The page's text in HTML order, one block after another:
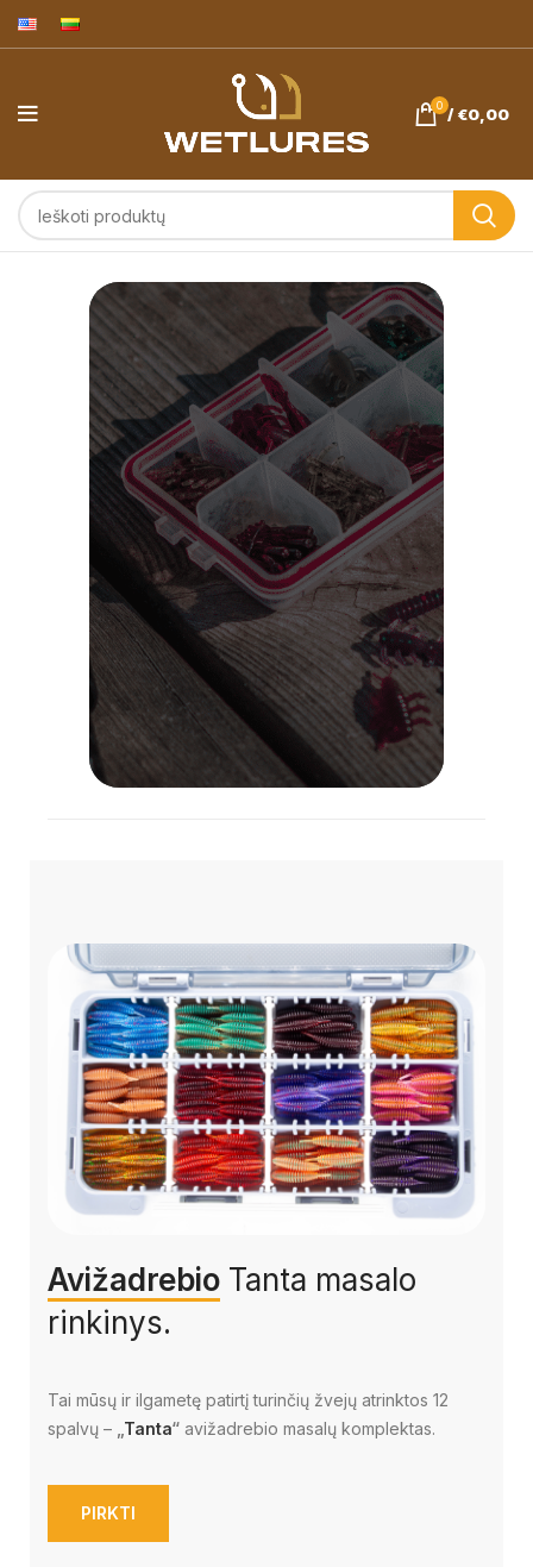
0 / €0,00
Avižadrebis ir
ešerių žvejyba.
Wetlures.eu
masalai -
pagaminta
Lietuvoje!
VISOS PREKĖS
APIE MUS
Avižadrebio Tanta masalo
rinkinys.
Tai mūsų ir ilgametę patirtį turinčių žvejų atrinktos 12
spalvų –
Tanta“ avižadrebio masalų komplektas.
PIRKTI